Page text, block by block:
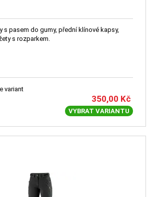
s pasem do gumy, přední klínové kapsy,
s rozparkem.
variant
350,00 Kč
VYBRAT VARIANTU